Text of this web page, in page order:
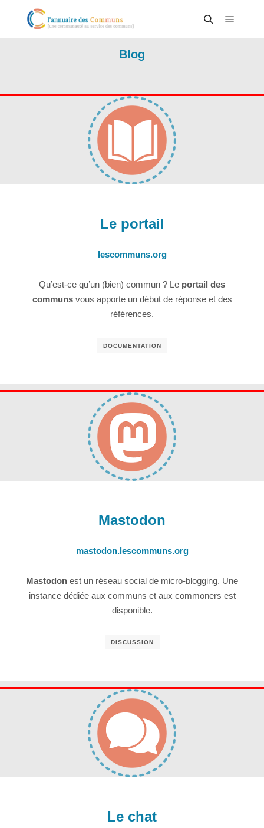
Blog
Le portail
lescommuns.org
Qu’est-ce qu’un (bien) commun ? Le portail des
communsvous apporte un début de réponse et des
références.
DOCUMENTATION
Mastodon
mastodon.lescommuns.org
Mastodon est un réseau social de micro-blogging. Une
instance dédiée aux communs et aux commoners est
disponible.
DISCUSSION
Le chat